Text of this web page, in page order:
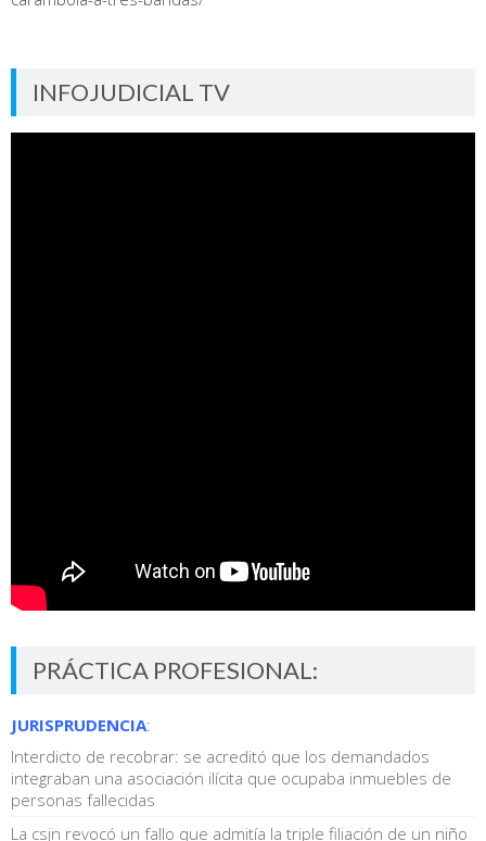
INFOJUDICIAL TV
PRÁCTICA PROFESIONAL:
JURISPRUDENCIA:
Interdicto de recobrar: se acreditó que los demandados
integraban una asociación ilícita que ocupaba inmuebles de
personas fallecidas
La csjn revocó un fallo que admitía la triple filiación de un niño